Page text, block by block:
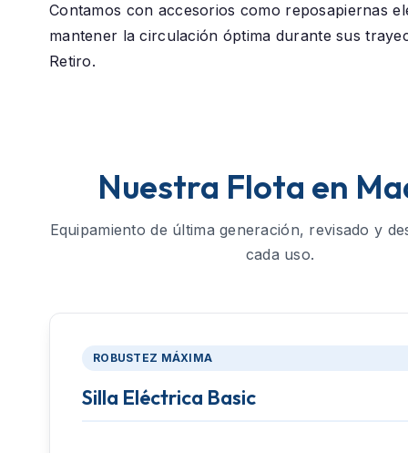
Contamos con accesorios como reposapiernas
mantener la circulación óptima durante sus
Retiro.
Nuestra Flota en
Equipamiento de última generación, revisado y
cada uso.
ROBUSTEZ MÁXIMA
Silla Eléctrica Basic